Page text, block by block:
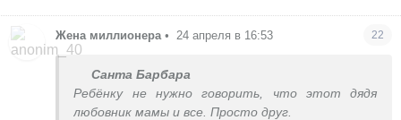
Жена миллионера • 24 апреля в 16:53 22
Санта Барбара
Ребёнку не нужно говорить, что этот дядя
любовник мамы и все. Просто друг.